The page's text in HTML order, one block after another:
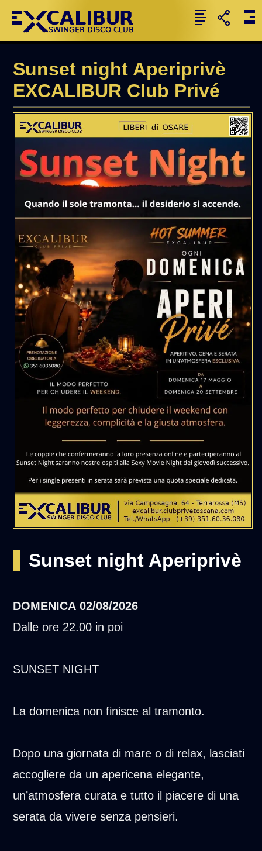
Sunset night Aperiprivè
EXCALIBUR Club Privé
Sunset night Aperiprivè
DOMENICA 02/08/2026
Dalle ore 22.00 in poi
SUNSET NIGHT
La domenica non finisce al tramonto.
Dopo una giornata di mare o di relax, lasciati
accogliere da un apericena elegante,
un’atmosfera curata e tutto il piacere di una
serata da vivere senza pensieri.